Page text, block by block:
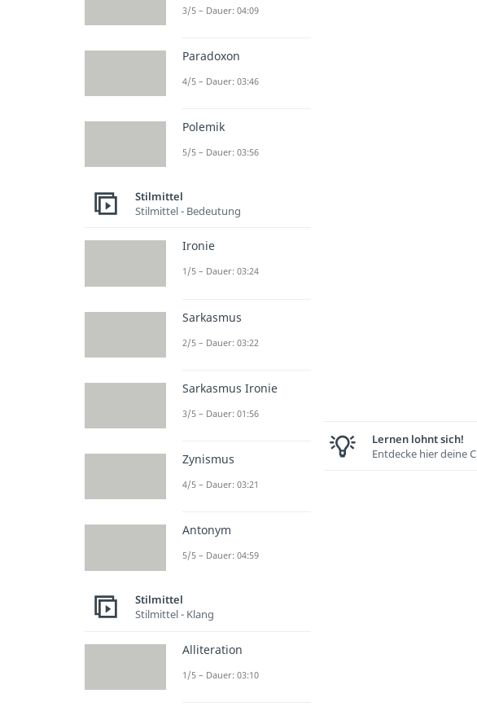
Lernen lohnt sich!
Entdecke hier deine
3/5 – Dauer: 04:09
Paradoxon
4/5 – Dauer: 03:46
Polemik
5/5 – Dauer: 03:56
Stilmittel
Stilmittel - Bedeutung
Ironie
1/5 – Dauer: 03:24
Sarkasmus
2/5 – Dauer: 03:22
Sarkasmus Ironie
3/5 – Dauer: 01:56
Zynismus
4/5 – Dauer: 03:21
Antonym
5/5 – Dauer: 04:59
Stilmittel
Stilmittel - Klang
Alliteration
1/5 – Dauer: 03:10